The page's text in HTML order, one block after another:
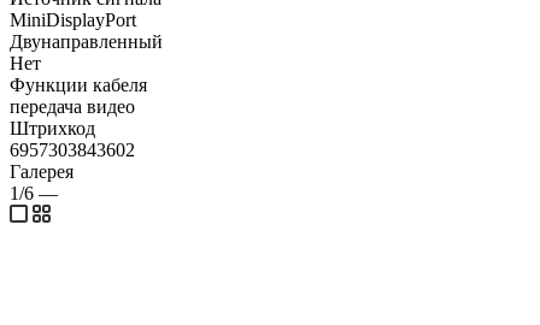
MiniDisplayPort
Двунаправленный
Нет
Функции кабеля
передача видео
Штрихкод
6957303843602
Галерея
1/6 —